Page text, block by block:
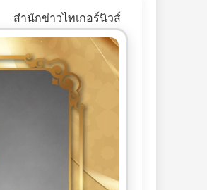
สำนักข่าวไทเกอร์นิวส์